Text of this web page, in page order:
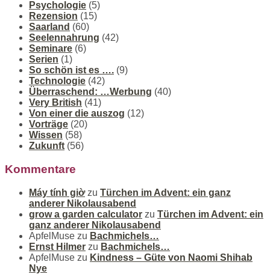
Psychologie (5)
Rezension (15)
Saarland (60)
Seelennahrung (42)
Seminare (6)
Serien (1)
So schön ist es …. (9)
Technologie (42)
Überraschend: …Werbung (40)
Very British (41)
Von einer die auszog (12)
Vorträge (20)
Wissen (58)
Zukunft (56)
Kommentare
Máy tính giờzu Türchen im Advent: ein ganz
anderer Nikolausabend
grow a garden calculator zu Türchen im Advent: ein
ganz anderer Nikolausabend
ApfelMuse zu Bachmichels…
Ernst Hilmer zu Bachmichels…
ApfelMuse zu Kindness – Güte von Naomi Shihab
Nye